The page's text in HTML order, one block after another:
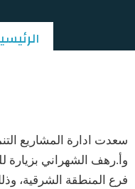
سعدت ادارة المشاريع
وأ.رهف الشهراني بزيارة
فرع المنطقة الشرقية،